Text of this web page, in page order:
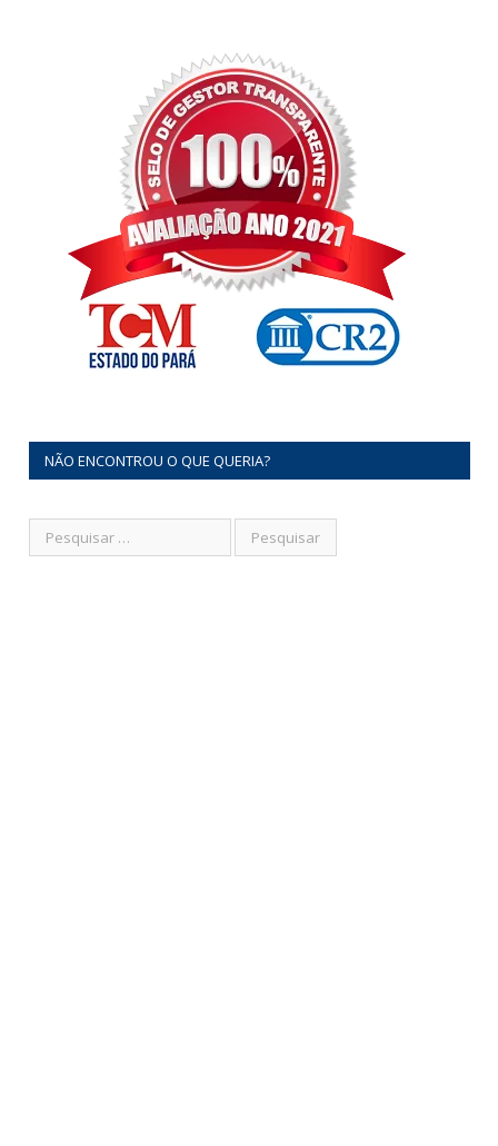
NÃO ENCONTROU O QUE QUERIA?